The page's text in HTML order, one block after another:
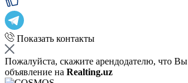
Показать контакты
Пожалуйста, скажите арендодателю, что
объявление на Realting.uz